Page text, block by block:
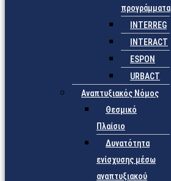
προγράμματα
INTERREG
INTERACT
ESPON
URBACT
Αναπτυξιακός Νόμος
Θεσμικό
Πλαίσιο
Δυνατότητα
ενίσχυσης μέσω
αναπτυξιακού